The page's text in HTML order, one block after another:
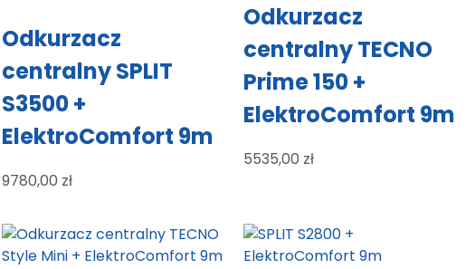
Odkurzacz
centralny SPLIT
S3500 +
ElektroComfort 9m
9780,00 zł
Odkurzacz
centralny TECNO
Prime 150 +
ElektroComfort 9m
5535,00 zł